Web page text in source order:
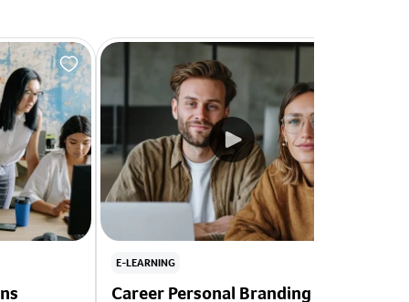
E-LEARNING
Career Personal Branding